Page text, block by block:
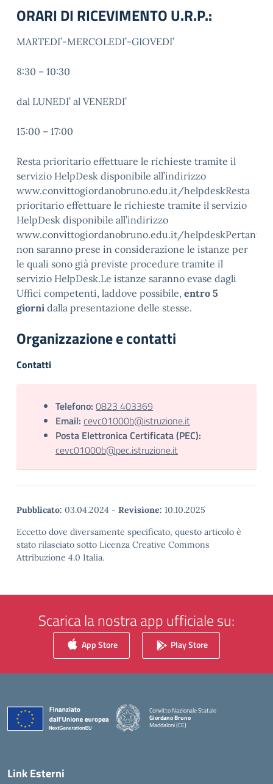
ORARI DI RICEVIMENTO U.R.P.:
MARTEDI’-MERCOLEDI’-GIOVEDI’
8:30 – 10:30
dal LUNEDI’ al VENERDI’
15:00 – 17:00
Resta prioritario effettuare le richieste tramite il
servizio HelpDesk disponibile all’indirizzo
www.convittogiordanobruno.edu.it/helpdeskResta
prioritario effettuare le richieste tramite il servizio
HelpDesk disponibile all’indirizzo
www.convittogiordanobruno.edu.it/helpdeskPertanto,
non saranno prese in considerazione le istanze per
le quali sono già previste procedure tramite il
servizio HelpDesk.Le istanze saranno evase dagli
Uffici competenti, laddove possibile, entro 5
giorni dalla presentazione delle stesse.
Organizzazione e contatti
Contatti
Telefono: 0823 403369
Email: cevc01000b@istruzione.it
Posta Elettronica Certificata (PEC):
cevc01000b@pec.istruzione.it
Pubblicato: 03.04.2024 - Revisione: 10.10.2025
Eccetto dove diversamente specificato, questo articolo è
stato rilasciato sotto Licenza Creative Commons
Attribuzione 4.0 Italia.
Scarica la nostra app ufficiale su:
App Store Play Store
Convitto Nazionale Statale
Giordano Bruno
Maddaloni (CE)
Link Esterni